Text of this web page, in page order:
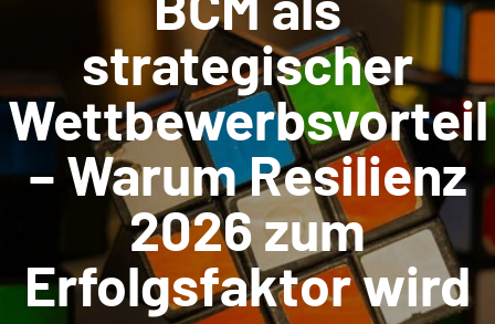
strategischer
Wettbewerbsvorteil
– Warum Resilienz
2026 zum
Erfolgsfaktor wird